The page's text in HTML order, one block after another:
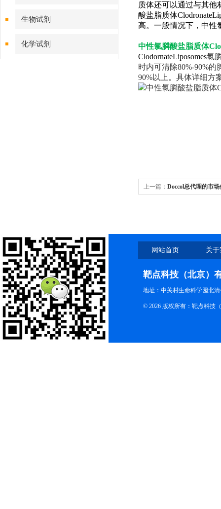
生物试剂
化学试剂
质体还可以通过与其
酸盐脂质体
高。一般情况下，中性
中性氯膦酸盐脂质体
ClodornateLiposomes氯
时内可清除80%-90%的
90%以上。具体详细方
上一篇： Doccol总代理的市
网站首页 关
靶点科技（北京）
地址：中关村生命科学园北
© 2026 版权所有：靶点科技